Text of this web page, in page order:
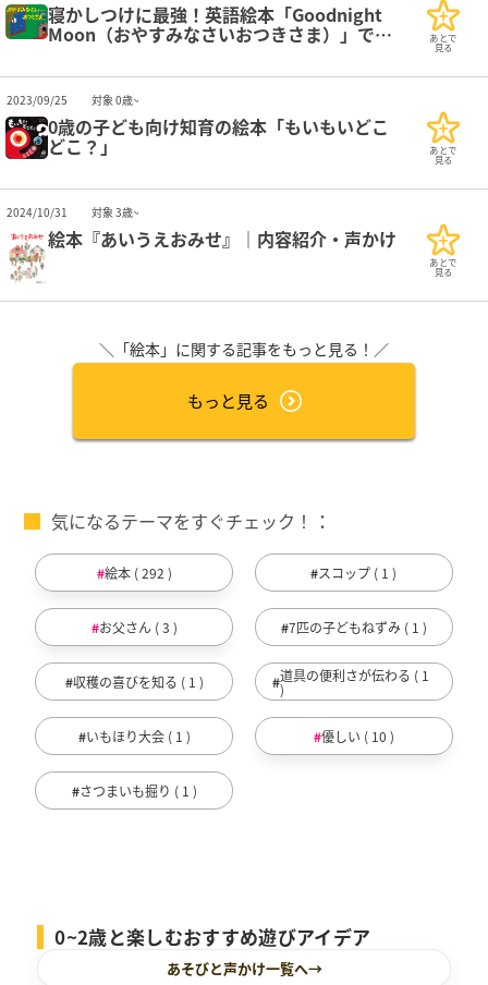
寝かしつけに最強！英語絵本「Goodnight
Moon（おやすみなさいおつきさま）」で心 あとで
見る
2023/09/25 対象 0歳~
0歳の子ども向け知育の絵本「もいもいどこ
どこ？」 あとで
見る
2024/10/31 対象 3歳~
絵本『あいうえおみせ』｜内容紹介・声かけ
あとで
見る
＼「絵本」に関する記事をもっと見る！／
もっと見る
気になるテーマをすぐチェック！
絵本 ( 292 ) スコップ ( 1 )
お父さん ( 3 ) 7匹の子どもねずみ ( 1 )
収穫の喜びを知る ( 1 ) 道具の便利さが伝わる ( 1
)
いもほり大会 ( 1 ) 優しい ( 10 )
さつまいも掘り ( 1 )
0~2歳と楽しむおすすめ遊びアイデア
あそびと声かけ一覧へ